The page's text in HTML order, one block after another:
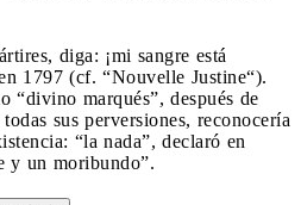
diga: ¡mi sangre está
1797 (cf. “Nouvelle Justine“).
“divino marqués”, después de
sus perversiones, reconocería
“la nada”, declaró en
y un moribundo”.